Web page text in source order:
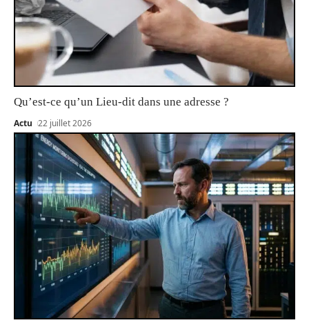
Qu’est-ce qu’un Lieu-dit dans une adresse ?
Actu 22 juillet 2026